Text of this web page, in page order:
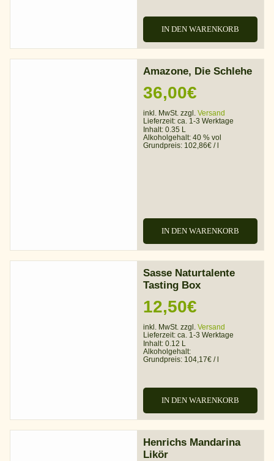
IN DEN WARENKORB
Amazone, Die Schlehe
36,00€
inkl. MwSt. zzgl. Versand
Lieferzeit: ca. 1-3 Werktage
Inhalt: 0.35 L
Alkoholgehalt: 40 % vol
Grundpreis: 102,86€ /l
IN DEN WARENKORB
Sasse Naturtalente
Tasting Box
12,50€
inkl. MwSt. zzgl. Versand
Lieferzeit: ca. 1-3 Werktage
Inhalt: 0.12 L
Alkoholgehalt:
Grundpreis: 104,17€ /
IN DEN WARENKORB
Henrichs Mandarina
Likör